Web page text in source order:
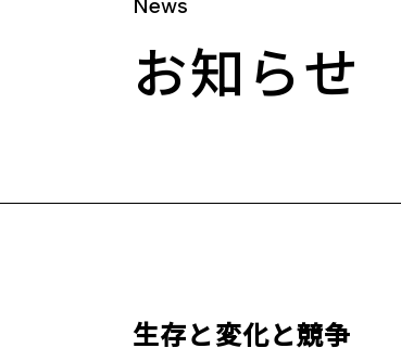
沿革
国際事業（wagaya Japan）
お知らせ
News
お知らせ
生存と変化と競争